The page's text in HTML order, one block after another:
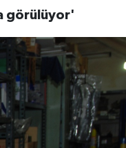
görülüyor'